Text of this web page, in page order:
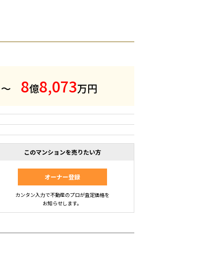
8億8,073万円
このマンションを売りたい方
オーナー登録
カンタン入力で不動産のプロが査定価格を
お知らせします。